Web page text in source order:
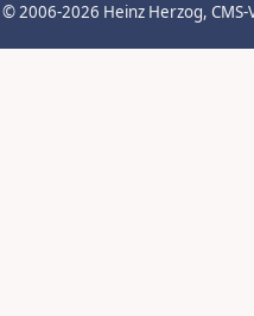
© 2006-2026 Heinz Herzog,